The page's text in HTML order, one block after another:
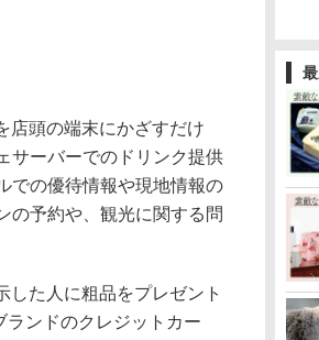
頭の端末にかざすだけ
サーバーでのドリンク提供
での優待情報や現地情報の
の予約や、観光に関する問
た人に粗品をプレゼント
ンドのクレジットカー